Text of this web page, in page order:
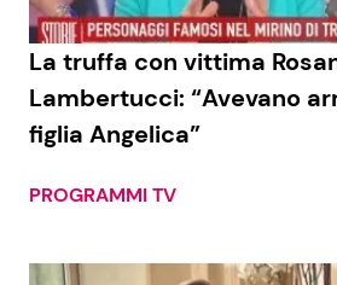
La truffa con vittima
Lambertucci: “Avevano
figlia Angelica”
PROGRAMMI TV